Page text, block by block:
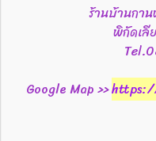
ร้านบ้านกา
พิกัดเลี
Google Map >>